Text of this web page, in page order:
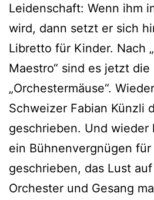
Leidenschaft: Wenn ihm
wird, dann setzt er sich
Libretto für Kinder. Nach
Maestro“ sind es jetzt die
„Orchestermäuse“.
Schweizer Fabian Künzli
geschrieben. Und wieder
ein Bühnenvergnügen
geschrieben, das Lust
Orchester und Gesang